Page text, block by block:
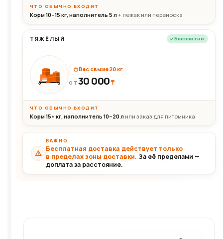
ЧТО ОБЫЧНО ВХОДИТ
Корм 10–15 кг, наполнитель 5 л+ лежак или переноска
ТЯЖЁЛЫЙ Бесплатно
30+кг
Вес свыше 20 кг
ОТ30 000₸
ЧТО ОБЫЧНО ВХОДИТ
Корм 15+ кг, наполнитель 10–20 л или заказ для питомника
ВАЖНО
Бесплатная доставка действует только
в пределах зоны доставки. За её пределами —
доплата за расстояние.